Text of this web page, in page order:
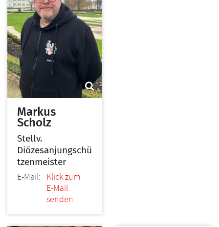
Markus
Scholz
Stellv.
Diözesanjungschü
tzenmeister
E-Mail:
Klick zum
E-Mail
senden